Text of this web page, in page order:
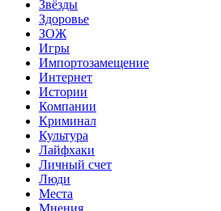
Звёзды
Здоровье
ЗОЖ
Игры
Импортозамещение
Интернет
Истории
Компании
Криминал
Культура
Лайфхаки
Личный счет
Люди
Места
Мнения